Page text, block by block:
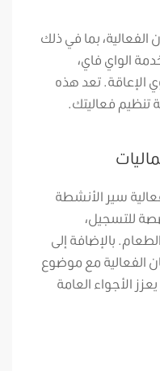
بما في ذلك
الواي فاي،
الإعاقة. تعد هذه
فعاليتك.
سير الأنشطة
للتسجيل،
بالإضافة إلى
الفعالية مع موضوع
الأجواء العامة